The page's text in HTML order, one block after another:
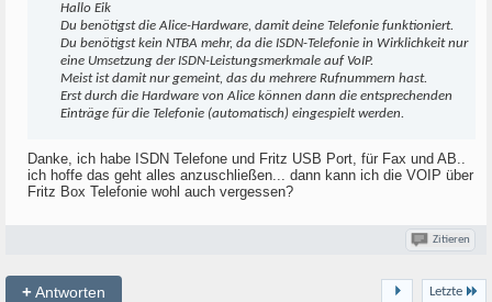
Hallo Eik
Du benötigst die Alice-Hardware, damit deine Telefonie funktioniert.
Du benötigst kein NTBA mehr, da die ISDN-Telefonie in Wirklichkeit nur
eine Umsetzung der ISDN-Leistungsmerkmale auf VoIP.
Meist ist damit nur gemeint, das du mehrere Rufnummern hast.
Erst durch die Hardware von Alice können dann die entsprechenden
Einträge für die Telefonie (automatisch) eingespielt werden.
Danke, ich habe ISDN Telefone und Fritz USB Port, für Fax und AB..
ich hoffe das geht alles anzuschließen... dann kann ich die VOIP über
Fritz Box Telefonie wohl auch vergessen?
Zitieren
+Antworten Letzte